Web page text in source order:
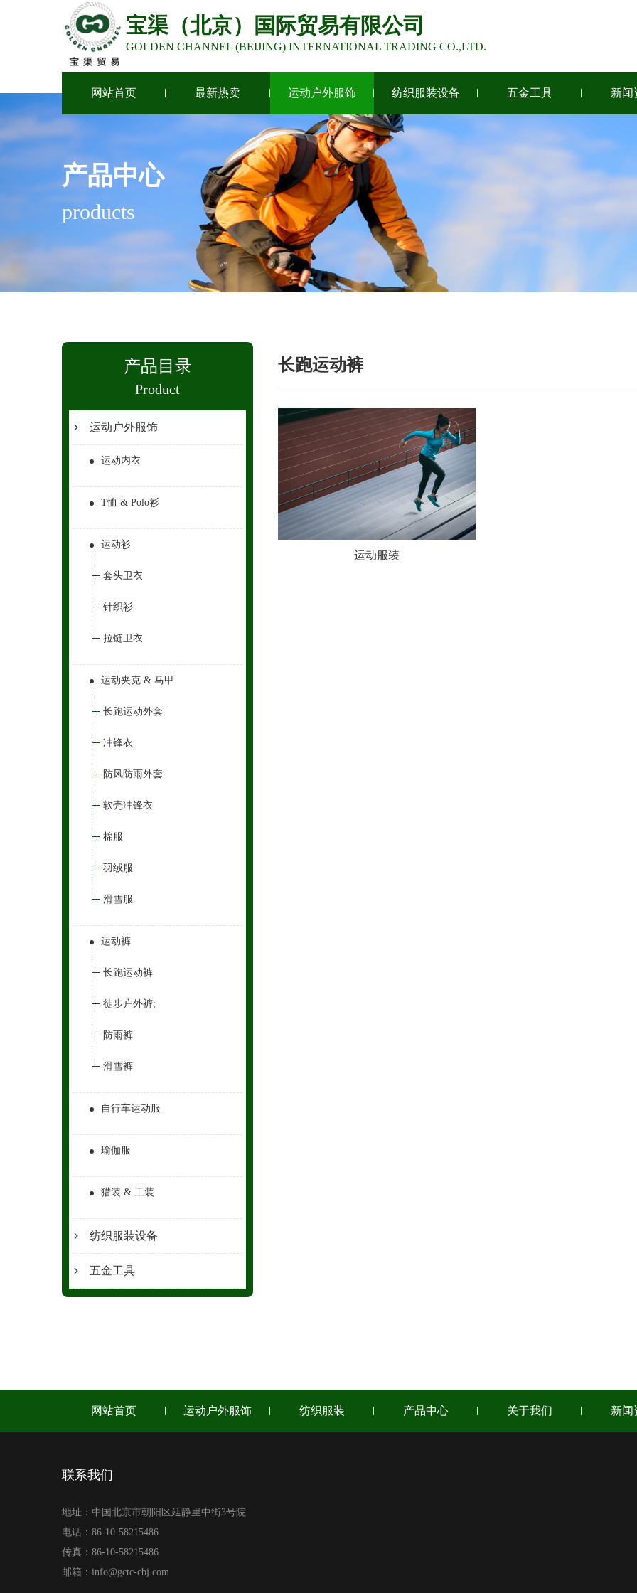
宝渠（北京）国际贸易有限公司
GOLDEN CHANNEL (BEIJING) INTERNATIONAL TRADING CO.,LTD.
网站首页 最新热卖 运动户外服饰 纺织服装设备 五金工具 新闻
产品中心
products
产品目录
Product
运动户外服饰
运动内衣
T恤 & Polo衫
运动衫
套头卫衣
针织衫
拉链卫衣
运动夹克 & 马甲
长跑运动外套
冲锋衣
防风防雨外套
软壳冲锋衣
棉服
羽绒服
滑雪服
运动裤
长跑运动裤
徒步户外裤;
防雨裤
滑雪裤
自行车运动服
瑜伽服
猎装 & 工装
纺织服装设备
五金工具
长跑运动裤
运动服装
网站首页 运动户外服饰 纺织服装 产品中心 关于我们 新闻
联系我们
地址：中国北京市朝阳区延静里中街3号院
电话：86-10-58215486
传真：86-10-58215486
邮箱：info@gctc-cbj.com